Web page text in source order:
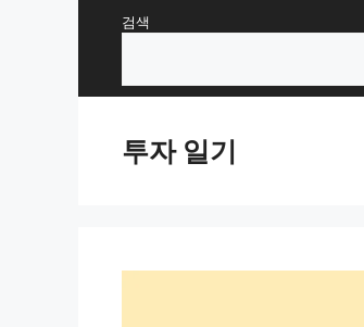
검색
투자 일기